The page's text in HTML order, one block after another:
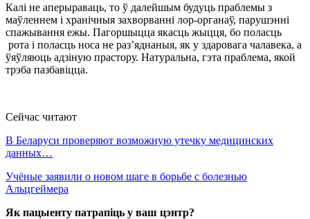
Калі не аперыраваць, то ў далейшым будуць праблемы з
маўленнем і хранічныя захворванні лор-органаў, парушэнні
спажывання ежы. Пагоршыцца якасць жыцця, бо поласць
рота і поласць носа не раз’яднаныя, як у здаровага чалавека, а
ўяўляюць адзіную прастору. Натуральна, гэта праблема, якой
трэба пазбавіцца.
Сейчас читают
В Беларуси проверяют возможную утечку медицинских
данных…
Учёные заявили о новом шаге в борьбе с болезнью
Альцгеймера
Як пацыенту патрапіць у ваш цэнтр?